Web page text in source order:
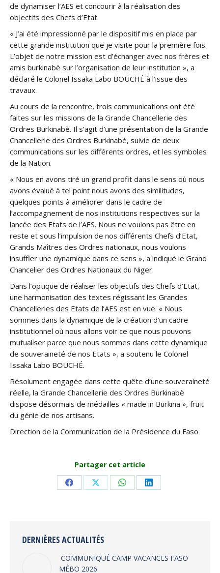
de dynamiser l’AES et concourir à la réalisation des
objectifs des Chefs d’Etat.
« J’ai été impressionné par le dispositif mis en place par
cette grande institution que je visite pour la première fois.
L’objet de notre mission est d’échanger avec nos frères et
amis burkinabè sur l’organisation de leur institution », a
déclaré le Colonel Issaka Labo BOUCHÉ à l’issue des
travaux.
Au cours de la rencontre, trois communications ont été
faites sur les missions de la Grande Chancellerie des
Ordres Burkinabè. Il s’agit d’une présentation de la Grande
Chancellerie des Ordres Burkinabè, suivie de deux
communications sur les différents ordres, et les symboles
de la Nation.
« Nous en avons tiré un grand profit dans le sens où nous
avons évalué à tel point nous avons des similitudes,
quelques points à améliorer dans le cadre de
l’accompagnement de nos institutions respectives sur la
lancée des Etats de l’AES. Nous ne voulons pas être en
reste et sous l’impulsion de nos différents Chefs d’Etat,
Grands Maîtres des Ordres nationaux, nous voulons
insuffler une dynamique dans ce sens », a indiqué le Grand
Chancelier des Ordres Nationaux du Niger.
Dans l’optique de réaliser les objectifs des Chefs d’Etat,
une harmonisation des textes régissant les Grandes
Chancelleries des Etats de l’AES est en vue. « Nous
sommes dans la dynamique de la création d’un cadre
institutionnel où nous allons voir ce que nous pouvons
mutualiser parce que nous sommes dans cette dynamique
de souveraineté de nos Etats », a soutenu le Colonel
Issaka Labo BOUCHÉ.
Résolument engagée dans cette quête d’une souveraineté
réelle, la Grande Chancellerie des Ordres Burkinabè
dispose désormais de médailles « made in Burkina », fruit
du génie de nos artisans.
Direction de la Communication de la Présidence du Faso
Partager cet article
Share Share Share Share
DERNIÈRES ACTUALITÉS
COMMUNIQUÉ CAMP VACANCES FASO
MÊBO 2026